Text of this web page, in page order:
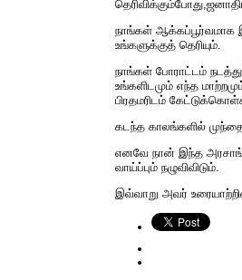
நாங்கள் ஆக்கப்பூர்வமாக
உங்களுக்குத் தெரியும்.
நாங்கள் போராட்டம்
உங்களிடமும் எந்த
பிரதமரிடம்
கடந்த காலங்களில்
எனவே நான் இந்த
வாய்ப்பும் நழுவிவிடும்.
இவ்வாறு அவர்